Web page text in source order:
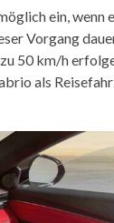
ein, wenn
Vorgang
50 km/h
als